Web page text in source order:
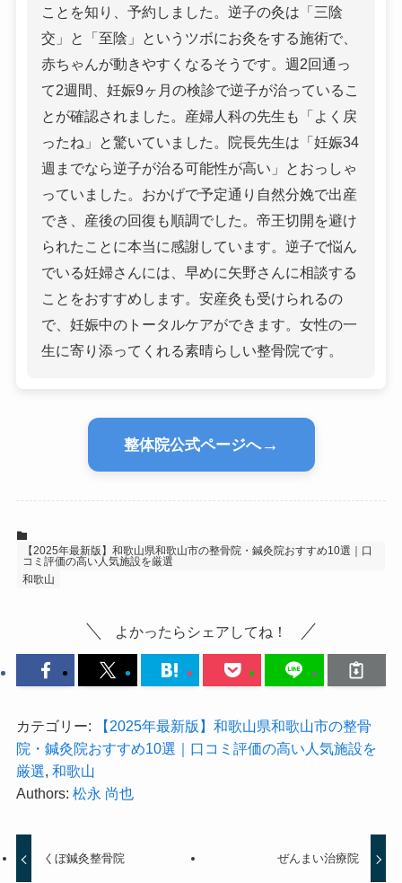
ことを知り、予約しました。逆子の灸は「三陰
交」と「至陰」というツボにお灸をする施術で、
赤ちゃんが動きやすくなるそうです。週2回通っ
て2週間、妊娠9ヶ月の検診で逆子が治っているこ
とが確認されました。産婦人科の先生も「よく戻
ったね」と驚いていました。院長先生は「妊娠34
週までなら逆子が治る可能性が高い」とおっしゃ
っていました。おかげで予定通り自然分娩で出産
でき、産後の回復も順調でした。帝王切開を避け
られたことに本当に感謝しています。逆子で悩ん
でいる妊婦さんには、早めに矢野さんに相談する
ことをおすすめします。安産灸も受けられるの
で、妊娠中のトータルケアができます。女性の一
生に寄り添ってくれる素晴らしい整骨院です。
整体院公式ページへ→
【2025年最新版】和歌山県和歌山市の整骨院・鍼灸院おすすめ10選｜口
コミ評価の高い人気施設を厳選
和歌山
よかったらシェアしてね！
カテゴリー:
【2025年最新版】和歌山県和歌山市の整骨
院・鍼灸院おすすめ10選｜口コミ評価の高い人気施設を
厳選, 和歌山
Authors: 松永 尚也
くぼ鍼灸整骨院 ぜんまい治療院